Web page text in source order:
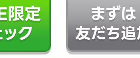
詳しく見
錬金堂 町田店